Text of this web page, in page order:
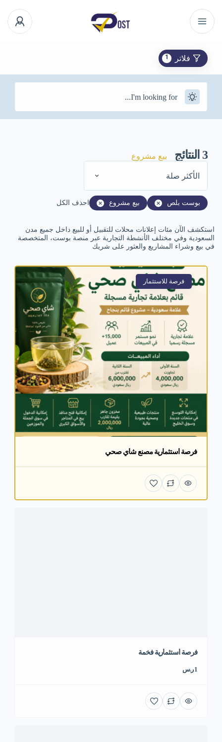
فلاتر 1
3 النتائج بيع مشروع
الأكثر صلة
بوست بلص بيع مشروع احذف الكل
استكشف الآن مئات إعلانات محلات للتقبيل أو للبيع داخل جميع مدن
السعودية وفي مختلف الأنشطة التجارية عبر منصة بوست، المتخصصة
في بيع وشراء المشاريع والعثور على شريك
فرصة للاستثمار
فرصة استثمارية مصنع شاي صحي
فرصة استثمارية فخمة
1 ر.س